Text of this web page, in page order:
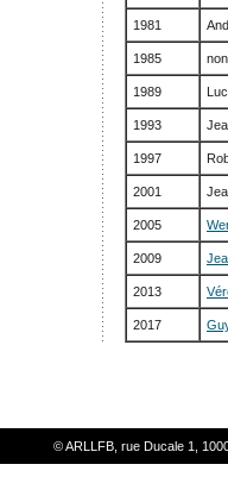
1981
1985
1989
1993
1997
2001
2005
2009
2013
2017
© ARLLFB, rue Ducale 1,